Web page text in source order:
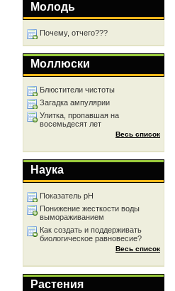
Молодь
Почему, отчего???
Моллюски
Блюстители чистоты
Загадка ампулярии
Улитка, пропавшая на
восемьдесят лет
Весь список
Наука
Показатель рН
Понижение жесткоcти воды
вымораживанием
Как создать и поддерживать
биологическое равновесие?
Весь список
Растения